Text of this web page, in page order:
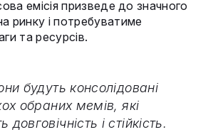
емісія призведе до значного
ринку і потребуватиме
та ресурсів.
будуть консолідовані
обраних мемів, які
і стійкість.